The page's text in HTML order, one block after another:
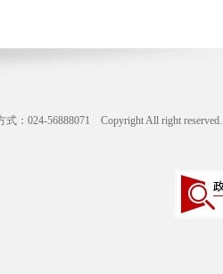
：024-56888071 Copyright All right